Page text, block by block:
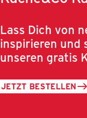
Lass Dich von
inspirieren und
unseren gratis
JETZT BESTELLEN